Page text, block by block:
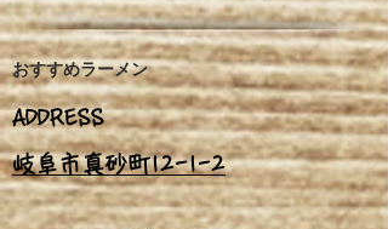
おすすめラーメン
ADDRESS
岐阜市真砂町12-1-2